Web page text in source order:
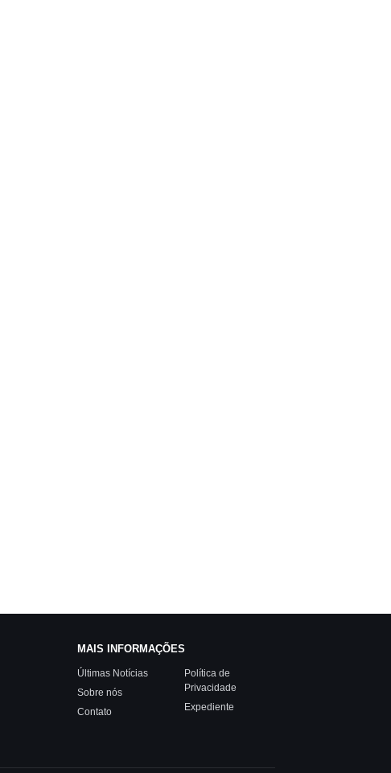
MAIS INFORMAÇÕES
Últimas Notícias
Sobre nós
Contato
Política de
Privacidade
Expediente